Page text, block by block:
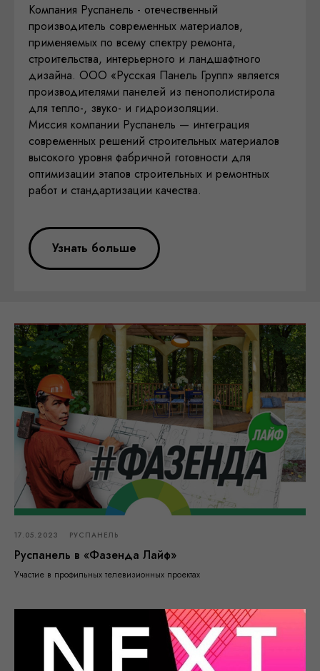
Компания Руспанель - отечественный
производитель современных материалов,
применяемых по всему спектру ремонта,
строительства, интерьерного и ландшафтного
дизайна. ООО «Русская Панель Групп» является
производителями панелей из пенополистирола
для тепло-, звуко- и гидроизоляции.
Миссия компании Руспанель — интеграция
современных решений строительных материалов
высокого уровня фабричной готовности для
оптимизации этапов строительных и ремонтных
работ и стандартизации качества.
Узнать больше
17.05.2023 РУСПАНЕЛЬ
Руспанель в «Фазенда Лайф»
Участие в профильных телевизионных проектах